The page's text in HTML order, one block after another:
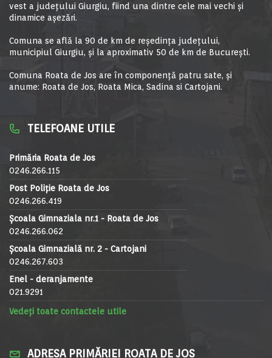
vest a judeţului Giurgiu, fiind una dintre cele mai vechi şi
dinamice aşezări.
Comuna se află la 90 de km de reşedinţa judeţului,
municipiul Giurgiu, şi la aproximativ 50 de km de Bucureşti.
Comuna Roata de Jos are în componență patru sate, și
anume: Roata de Jos, Roata Mica, Sadina si Cartojani.
TELEFOANE UTILE
Primăria Roata de Jos
0246.266.115
Post Poliție Roata de Jos
0246.266.419
Școala Gimnaziala nr.1 - Roata de Jos
0246.266.062
Școala Gimnazială nr. 2 - Cartojani
0246.267.603
Enel - deranjamente
021.9291
Vedeți toate contactele utile
ADRESA PRIMĂRIEI ROATA DE JOS